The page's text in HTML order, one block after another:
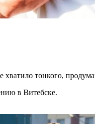
хватило тонкого,
в Витебске.